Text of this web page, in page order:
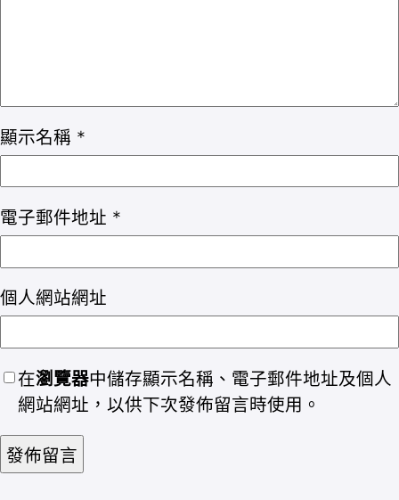
顯示名稱 *
電子郵件地址 *
個人網站網址
在瀏覽器中儲存顯示名稱、電子郵件地址及個人
網站網址，以供下次發佈留言時使用。